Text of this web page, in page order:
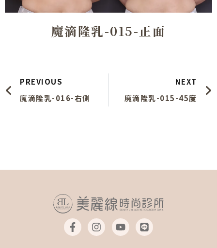
魔滴隆乳-015-正面
PREVIOUS
魔滴隆乳-016-右側
NEXT
魔滴隆乳-015-45度
F
a
c
I
n
s
Y
o
u
L
i
n